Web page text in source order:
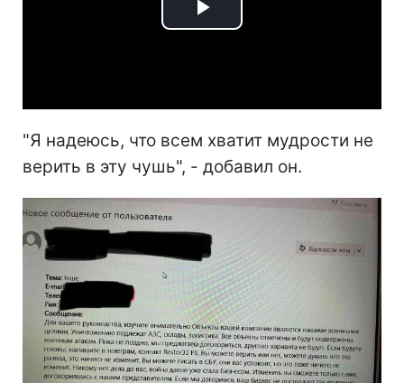
Play
"Я надеюсь, что всем хватит мудрости не
верить в эту чушь", - добавил он.